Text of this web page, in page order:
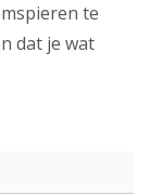
te
dat je wat